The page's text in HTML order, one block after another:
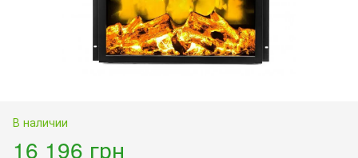
В наличии
16 196 грн